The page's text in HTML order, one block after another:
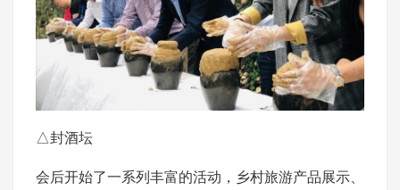
△封酒坛
会后开始了一系列丰富的活动，乡村旅游产品展示、